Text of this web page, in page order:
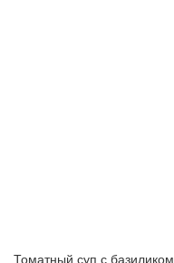
Томатный суп с базиликом